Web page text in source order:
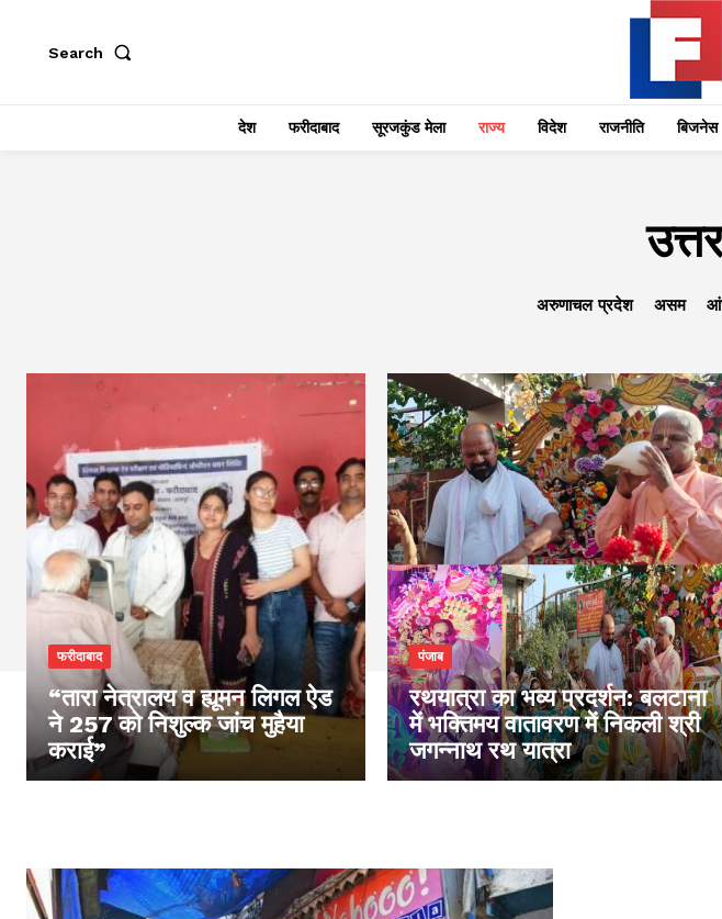
Search
देश फरीदाबाद सूरजकुंड मेला राज्‍य विदेश राजनीति बिजनेस
अरुणाचल प्रदेश असम
फरीदाबाद
“तारा नेत्रालय व ह्यूमन लिगल ऐड
ने 257 को निशुल्क जांच मुहैया
कराई”
पंजाब
रथयात्रा का भव्य प्रदर्शन: बलटाना
में भक्तिमय वातावरण में निकली श्री
जगन्नाथ रथ यात्रा